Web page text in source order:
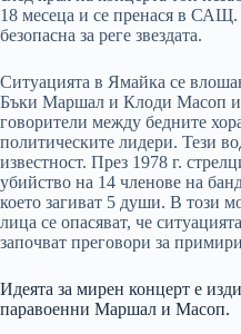
18 месеца и се пренася в САЩ.
безопасна за реге звездата.
Ситуацията в Ямайка се
Бъки Маршал и Клоди Масоп
говорители между бедните
политическите лидери. Тези
известност. През 1978 г.
убийство на 14 членове на
което загиват 5 души. В този
лица се опасяват, че
започват преговори за
Идеята за мирен концерт е
паравоенни Маршал и Масоп.